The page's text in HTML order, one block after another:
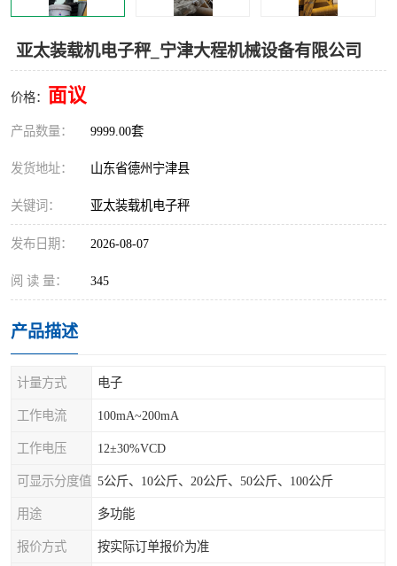
亚太装载机电子秤_宁津大程机械设备有限公司
价格： 面议
产品数量： 9999.00套
发货地址： 山东省德州宁津县
关键词： 亚太装载机电子秤
发布日期： 2026-08-07
阅 读 量： 345
产品描述
计量方式 电子
工作电流 100mA~200mA
工作电压 12±30%VCD
可显示分度值 5公斤、10公斤、20公斤、50公斤、100公斤
用途 多功能
报价方式 按实际订单报价为准